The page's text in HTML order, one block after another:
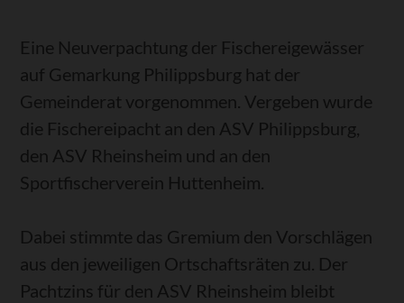
Eine Neuverpachtung der Fischereigewässer
auf Gemarkung Philippsburg hat der
Gemeinderat vorgenommen. Vergeben wurde
die Fischereipacht an den ASV Philippsburg,
den ASV Rheinsheim und an den
Sportfischerverein Huttenheim.
Dabei stimmte das Gremium den Vorschlägen
aus den jeweiligen Ortschaftsräten zu. Der
Pachtzins für den ASV Rheinsheim bleibt